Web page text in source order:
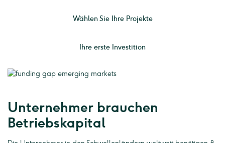
Wählen Sie Ihre Projekte
Ihre erste Investition
Unternehmer brauchen
Betriebskapital